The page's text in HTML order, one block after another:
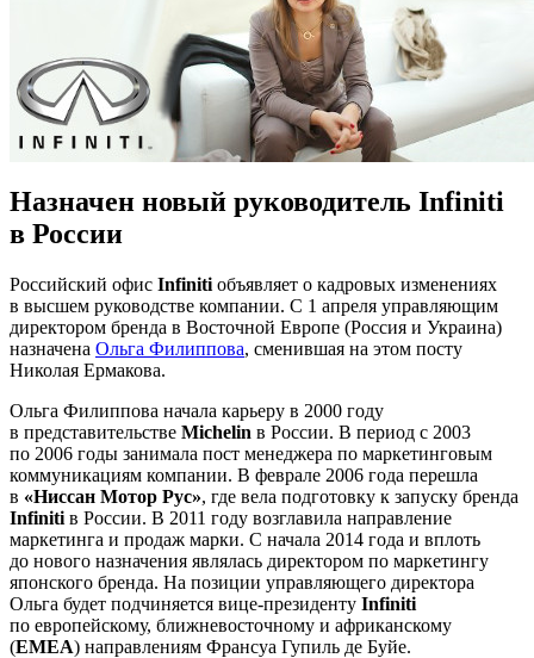
Назначен новый руководитель Infiniti
в России
Российский офис Infiniti объявляет о кадровых изменениях
в высшем руководстве компании. С 1 апреля управляющим
директором бренда в Восточной Европе (Россия и Украина)
назначена Ольга Филиппова, сменившая на этом посту
Николая Ермакова.
Ольга Филиппова начала карьеру в 2000 году
в представительстве Michelin в России. В период с 2003
по 2006 годы занимала пост менеджера по маркетинговым
коммуникациям компании. В феврале 2006 года перешла
в «Ниссан Мотор Рус», где вела подготовку к запуску бренда
Infiniti в России. В 2011 году возглавила направление
маркетинга и продаж марки. С начала 2014 года и вплоть
до нового назначения являлась директором по маркетингу
японского бренда. На позиции управляющего директора
Ольга будет подчиняется вице-президенту Infiniti
по европейскому, ближневосточному и африканскому
(ЕМЕА) направлениям Франсуа Гупиль де Буйе.